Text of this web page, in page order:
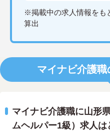
※掲載中の求人情報をも
算出
マイナビ介護
マイナビ介護職に山形
ムヘルパー1級）求人